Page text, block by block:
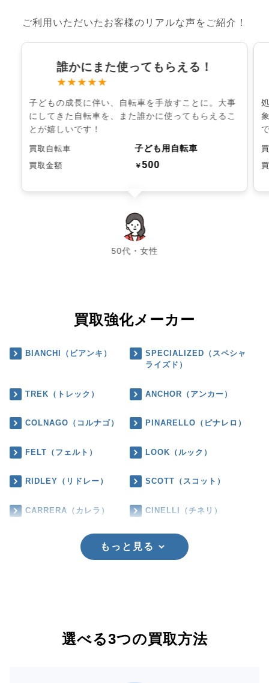
ご利用いただいたお客様のリアルな声をご紹介！
誰かにまた使ってもらえる！
★★★★★
子どもの成長に伴い、自転車を手放すことに。大事
にしてきた自転車を、また誰かに使ってもらえるこ
とが嬉しいです！
買取自転車 子ども用自転車
買取金額 ￥500
50代・女性
chevron_left chevron_right
買取強化メーカー
BIANCHI（ビアンキ）
SPECIALIZED（スペシャ
ライズド）
TREK（トレック） ANCHOR（アンカー）
COLNAGO（コルナゴ） PINARELLO（ピナレロ）
FELT（フェルト） LOOK（ルック）
RIDLEY（リドレー） SCOTT（スコット）
CARRERA（カレラ） CINELLI（チネリ）
もっと見る
選べる3つの買取方法